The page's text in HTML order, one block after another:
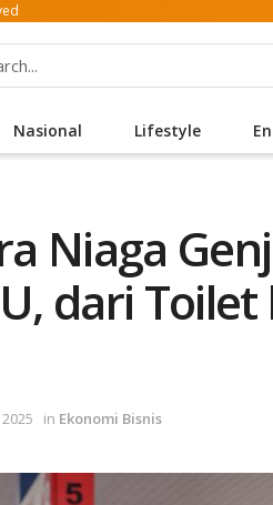
Nasional Lifestyle
Niaga
dari
in Ekonomi Bisnis